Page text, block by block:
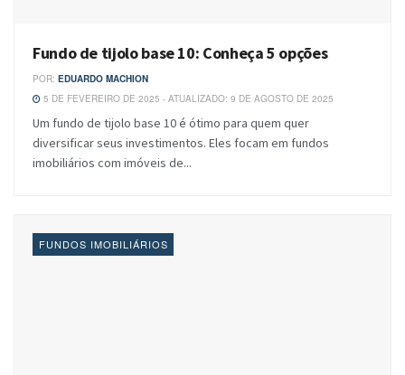
Fundo de tijolo base 10: Conheça 5 opções
POR: EDUARDO MACHION
5 DE FEVEREIRO DE 2025 - ATUALIZADO: 9 DE AGOSTO DE 2025
Um fundo de tijolo base 10 é ótimo para quem quer
diversificar seus investimentos. Eles focam em fundos
imobiliários com imóveis de...
FUNDOS IMOBILIÁRIOS